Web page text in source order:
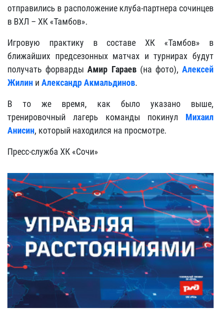
отправились в расположение клуба-партнера сочинцев
в ВХЛ – ХК «Тамбов».
Игровую практику в составе ХК «Тамбов» в
ближайших предсезонных матчах и турнирах будут
получать форвардыАмир Гараев(на фото),Алексей
Жилин и Александр Акмальдинов.
В то же время, как было указано выше,
тренировочный лагерь команды покинул Михаил
Анисин, который находился на просмотре.
Пресс-служба ХК «Сочи»